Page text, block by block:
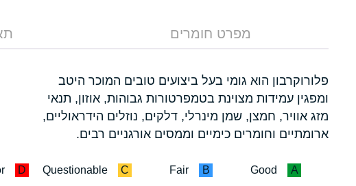
מפרט חומרים
פלורוקרבון הוא גומי בעל ביצועים טובים המוכר היטב
ומפגין עמידות מצוינת בטמפרטורות גבוהות, אוזון, תנאי
מזג אוויר, חמצן, שמן מינרלי, דלקים, נוזלים הידראוליים,
ארומתיים וחומרים כימיים וממסים אורגניים רבים.
A
Good
B
Fair
C
Questionable
D